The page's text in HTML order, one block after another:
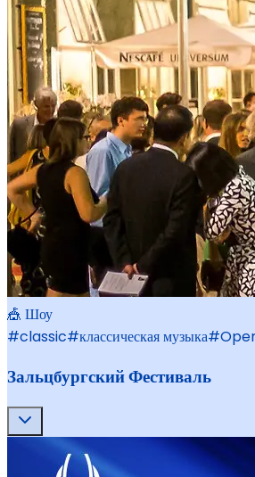
🎪 Шоу
#classic#классическая музыка#
Зальцбургский Фестиваль